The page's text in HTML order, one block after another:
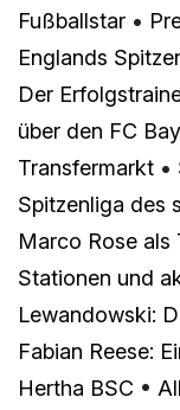
Fußballstar •
Englands
Der
über den FC
Transfermarkt •
Spitzenliga des
Marco Rose als
Stationen und
Lewandowski:
Fabian Reese:
Hertha BSC •